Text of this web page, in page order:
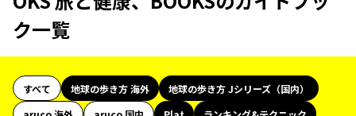
ク一覧
すべて 地球の歩き方 海外
地球の歩き方 Jシリーズ（国内）